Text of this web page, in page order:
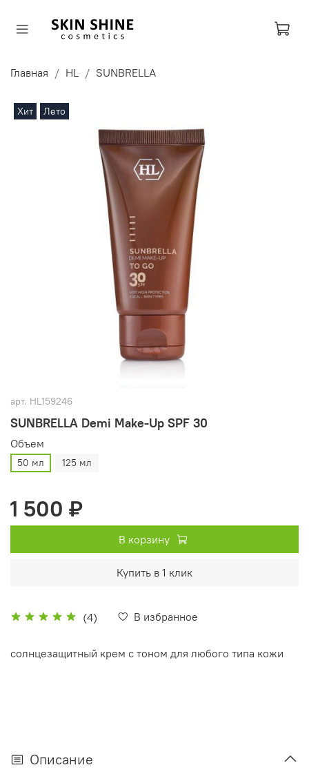
Главная HL SUNBRELLA
Хит Лето
арт. HL159246
SUNBRELLA Demi Make-Up SPF 30
(4) В избранное
Объем
50 мл 125 мл
1 500 ₽
В корзину
Купить в 1 клик
cолнцезащитный крем с тоном для любого типа кожи
Описание